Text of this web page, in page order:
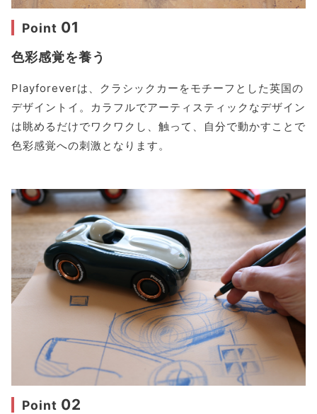
Point 01
色彩感覚を養う
Playforeverは、クラシックカーをモチーフとした英国の
デザイントイ。カラフルでアーティスティックなデザイン
は眺めるだけでワクワクし、触って、自分で動かすことで
色彩感覚への刺激となります。
Point 02